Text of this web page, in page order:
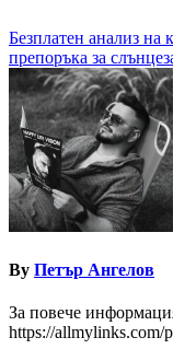
Навигация
Безплатен анализ на
препоръка за
By Петър Ангелов
За повече
https://allmylinks.com/